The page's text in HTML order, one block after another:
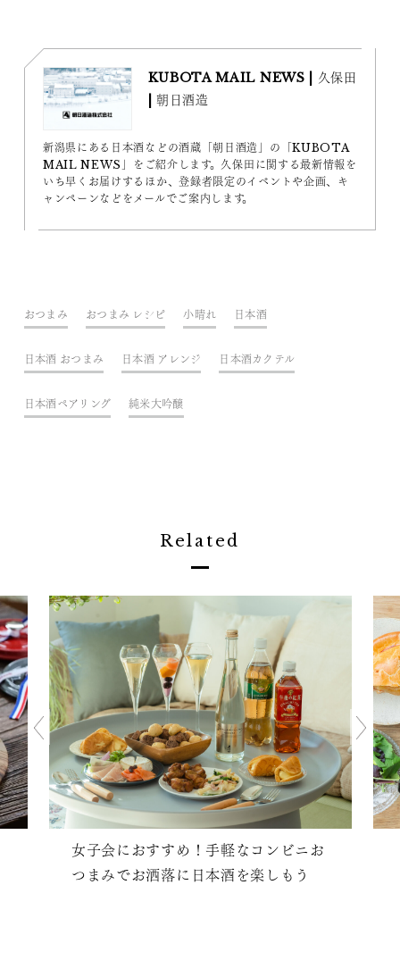
KUBOTA MAIL NEWS | 久保田
| 朝日酒造
新潟県にある日本酒などの酒蔵「朝日酒造」の「KUBOTA
MAIL NEWS」をご紹介します。久保田に関する最新情報を
いち早くお届けするほか、登録者限定のイベントや企画、キ
ャンペーンなどをメールでご案内します。
おつまみ おつまみ レシピ 小晴れ 日本酒
日本酒 おつまみ 日本酒 アレンジ 日本酒カクテル
日本酒ペアリング 純米大吟醸
Related
女子会におすすめ！手軽なコンビニお
つまみでお洒落に日本酒を楽しもう